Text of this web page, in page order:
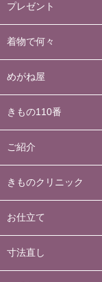
プレゼント
着物で何々
めがね屋
きもの110番
ご紹介
きものクリニック
お仕立て
寸法直し